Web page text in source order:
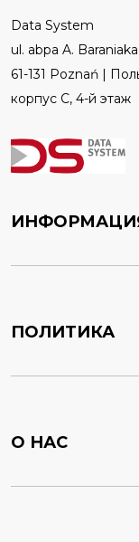
Data System
ul. abpa A.
61-131 Poznań |
корпус C, 4-й этаж
ПОЛИТИКА
О НАС